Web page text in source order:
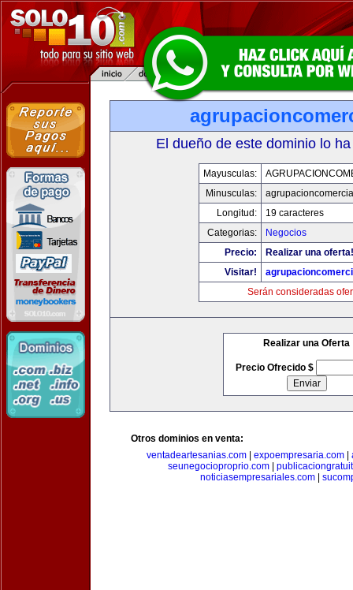
El dueño de este dominio lo
Mayusculas:
Minusculas:
Longitud:
19 caracteres
Categorias:
Negocios
Precio:
Realizar una oferta!
Visitar!
Serán consideradas
Realizar una Oferta
Precio Ofrecido $
Otros dominios en venta:
ventadeartesanias.com| expoempresaria.com|
seunegocioproprio.com
noticiasempresariales.com|